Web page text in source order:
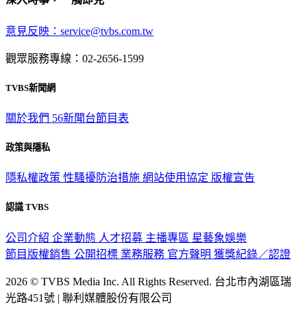
意見反映：service@tvbs.com.tw
觀眾服務專線：02-2656-1599
TVBS新聞網
關於我們 56新聞台節目表
政策與隱私
隱私權政策 性騷擾防治措施 網站使用協定 版權宣告
認識 TVBS
公司介紹 企業動態 人才招募 主播專區 星藝象娛樂
節目版權銷售 公開招標 業務服務 官方聲明 獲獎紀錄／認證
2026 © TVBS Media Inc. All Rights Reserved. 台北市內湖區瑞
光路451號 | 聯利媒體股份有限公司